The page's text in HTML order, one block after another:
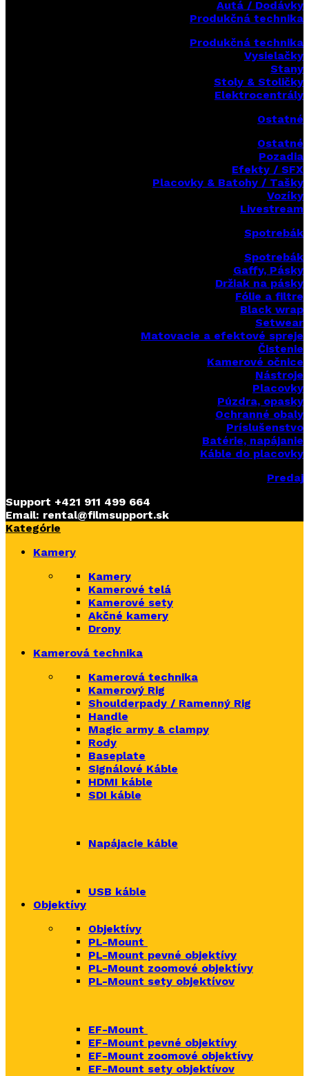
Autá / Dodávky
Produkčná technika
Produkčná technika
Vysielačky
Stany
Stoly & Stoličky
Elektrocentrály
Ostatné
Ostatné
Pozadia
Efekty / SFX
Placovky & Batohy / Tašky
Vozíky
Livestream
Spotrebák
Spotrebák
Gaffy, Pásky
Držiak na pásky
Fólie a filtre
Black wrap
Setwear
Matovacie a efektové spreje
Čistenie
Kamerové očnice
Nástroje
Placovky
Púzdra, opasky
Ochranné obaly
Príslušenstvo
Batérie, napájanie
Káble do placovky
Predaj
Support +421 911 499 664
Email: rental@filmsupport.sk
Kategórie
Kamery
Kamery
Kamerové telá
Kamerové sety
Akčné kamery
Drony
Kamerová technika
Kamerová technika
Kamerový Rig
Shoulderpady / Ramenný Rig
Handle
Magic army & clampy
Rody
Baseplate
Signálové Káble
HDMI káble
SDI káble
Napájacie káble
USB káble
Objektívy
Objektívy
PL-Mount
PL-Mount pevné objektívy
PL-Mount zoomové objektívy
PL-Mount sety objektívov
EF-Mount
EF-Mount pevné objektívy
EF-Mount zoomové objektívy
EF-Mount sety objektívov